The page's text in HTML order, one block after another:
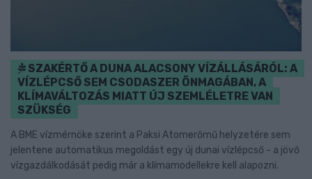
SZAKÉRTŐ A DUNA ALACSONY VÍZÁLLÁSÁRÓL: A
VÍZLÉPCSŐ SEM CSODASZER ÖNMAGÁBAN, A
KLÍMAVÁLTOZÁS MIATT ÚJ SZEMLÉLETRE VAN
SZÜKSÉG
A BME vízmérnöke szerint a Paksi Atomerőmű helyzetére sem
jelentene automatikus megoldást egy új dunai vízlépcső - a jövő
vízgazdálkodását pedig már a klímamodellekre kell alapozni.